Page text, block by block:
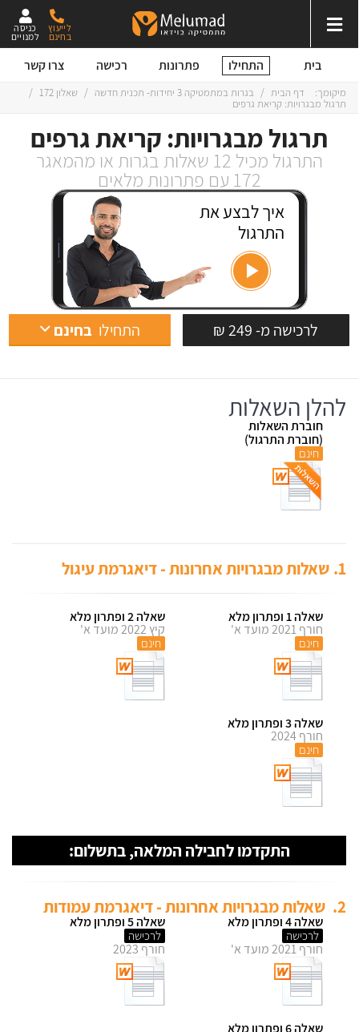
כניסה
למנויים
לייעוץ
בחינם
בית התחילו פתרונות רכישה צרו קשר
תרגול מבגרויות: קריאת גרפים
התרגול מכיל 12 שאלות בגרות או מהמאגר
172 עם פתרונות מלאים
לרכישה מ- 249 ₪ התחילובחינם
איך לבצע את
התרגול
מיקומך: דף הבית / בגרות במתמטיקה 3 יחידות- תכנית חדשה / שאלון 172
/
תרגול מבגרויות: קריאת גרפים
להלן השאלות
חוברת השאלות
(חוברת התרגול)
חינם
1. שאלות מבגרויות אחרונות - דיאגרמת עיגול
שאלה 1 ופתרון מלא
חורף 2021 מועד א'
חינם
שאלה 2 ופתרון מלא
קיץ 2022 מועד א'
חינם
שאלה 3 ופתרון מלא
חורף 2024
חינם
התקדמו לחבילה המלאה, בתשלום:
2. שאלות מבגרויות אחרונות - דיאגרמת עמודות
שאלה 4 ופתרון מלא
לרכישה
חורף 2021 מועד א'
שאלה 5 ופתרון מלא
לרכישה
חורף 2023
שאלה 6 ופתרון מלא